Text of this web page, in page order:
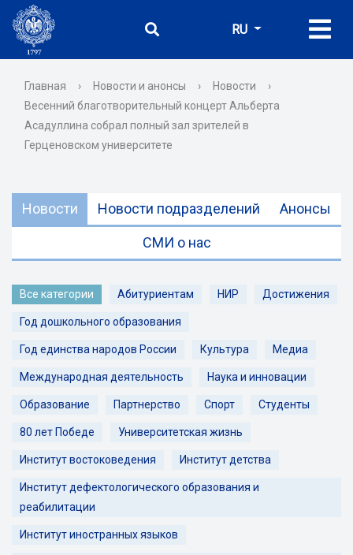
RU
Главная › Новости и анонсы › Новости
›
Весенний благотворительный концерт Альберта
Асадуллина собрал полный зал зрителей в
Герценовском университете
Новости Новости подразделений Анонсы
СМИ о нас
Все категории Абитуриентам НИР Достижения
Год дошкольного образования
Год единства народов России Культура Медиа
Международная деятельность Наука и инновации
Образование Партнерство Спорт Студенты
80 лет Победе Университетская жизнь
Институт востоковедения Институт детства
Институт дефектологического образования и
реабилитации
Институт иностранных языков